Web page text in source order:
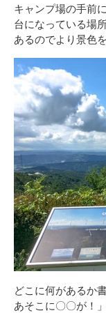
キャンプ場の手前
台になっている場
あるのでより景色
どこに何があるか
あそこに〇〇が！